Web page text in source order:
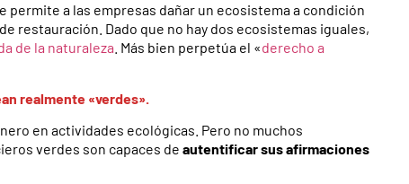
a las empresas dañar un ecosistema a condición
restauración. Dado que no hay dos ecosistemas iguales,
de la naturaleza . Más bien perpetúa el «derecho a
realmente «verdes».
en actividades ecológicas. Pero no muchos
verdes son capaces de autentificar sus afirmaciones